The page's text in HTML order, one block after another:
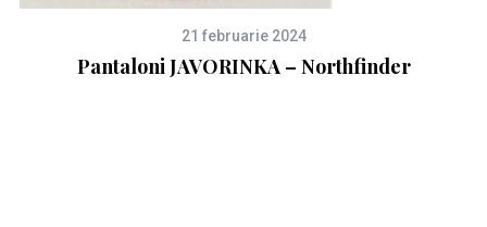
21 februarie 2024
Pantaloni JAVORINKA – Northfinder